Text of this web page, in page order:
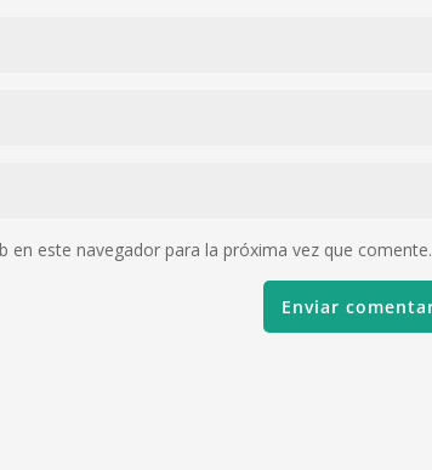
este navegador para la próxima vez que comente.